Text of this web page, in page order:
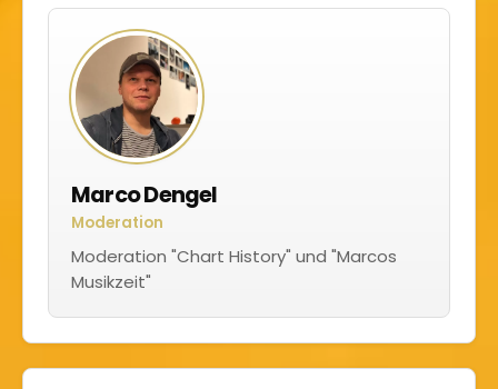
Marco Dengel
Moderation
Moderation "Chart History" und "Marcos
Musikzeit"